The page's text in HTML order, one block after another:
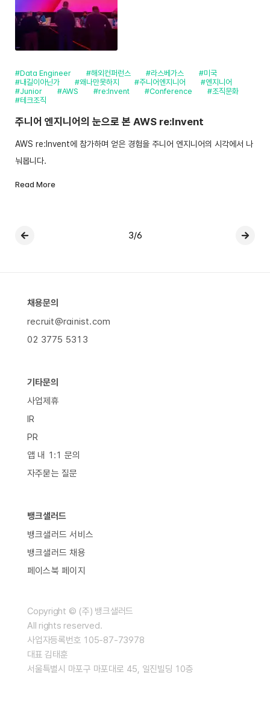
#Data Engineer #해외컨퍼런스 #라스베가스
#미국
#내길이아닌가
#왜나만못하지 #주니어엔지니어
#엔지니어
#Junior
#AWS #re:Invent #Conference
#조직문화
#테크조직
주니어 엔지니어의 눈으로 본 AWS re:Invent
AWS re:Invent에 참가하며 얻은 경험을 주니어 엔지니어의 시각에서 나
눠봅니다.
Read More
3/6
채용문의
recruit@rainist.com
02 3775 5313
기타문의
사업제휴
IR
PR
앱 내 1:1 문의
자주묻는 질문
뱅크샐러드
뱅크샐러드 서비스
뱅크샐러드 채용
페이스북 페이지
Copyright © (주) 뱅크샐러드
All rights reserved.
사업자등록번호 105-87-73978
대표 김태훈
서울특별시 마포구 마포대로 45, 일진빌딩 10층